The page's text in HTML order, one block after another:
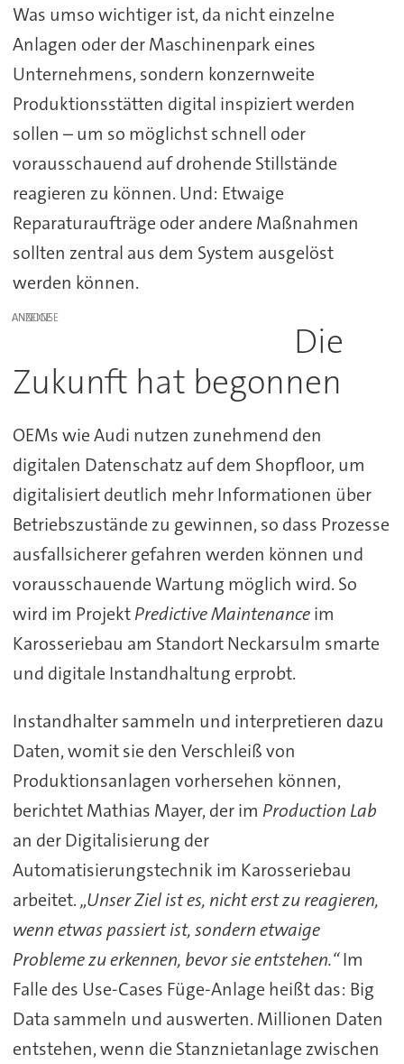
Was umso wichtiger ist, da nicht einzelne
Anlagen oder der Maschinenpark eines
Unternehmens, sondern konzernweite
Produktionsstätten digital inspiziert werden
sollen – um so möglichst schnell oder
vorausschauend auf drohende Stillstände
reagieren zu können. Und: Etwaige
Reparaturaufträge oder andere Maßnahmen
sollten zentral aus dem System ausgelöst
werden können.
ANZEIGE
Die
Zukunft hat begonnen
OEMs wie Audi nutzen zunehmend den
digitalen Datenschatz auf dem Shopfloor, um
digitalisiert deutlich mehr Informationen über
Betriebszustände zu gewinnen, so dass Prozesse
ausfallsicherer gefahren werden können und
vorausschauende Wartung möglich wird. So
wird im ProjektPredictive Maintenanceim
Karosseriebau am Standort Neckarsulm smarte
und digitale Instandhaltung erprobt.
Instandhalter sammeln und interpretieren dazu
Daten, womit sie den Verschleiß von
Produktionsanlagen vorhersehen können,
berichtet Mathias Mayer, der im Production Lab
an der Digitalisierung der
Automatisierungstechnik im Karosseriebau
arbeitet.„Unser Ziel ist es, nicht erst zu reagieren,
wenn etwas passiert ist, sondern etwaige
Probleme zu erkennen, bevor sie entstehen.“Im
Falle des Use-Cases Füge-Anlage heißt das: Big
Data sammeln und auswerten. Millionen Daten
entstehen, wenn die Stanznietanlage zwischen